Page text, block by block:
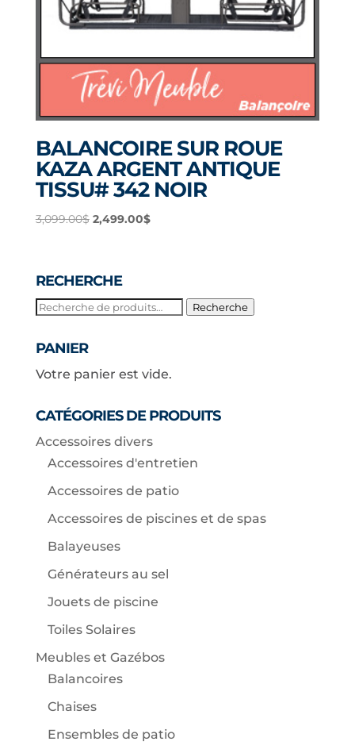
BALANCOIRE SUR ROUE
KAZA ARGENT ANTIQUE
TISSU# 342 NOIR
3,099.00$ Le
était :
3,099.00$.
2,499.00$Le
RECHERCHE
Recherche
Recherche
PANIER
Votre panier est vide.
CATÉGORIES DE PRODUITS
Accessoires divers
Accessoires d'entretien
Accessoires de patio
Accessoires de piscines et de spas
Balayeuses
Générateurs au sel
Jouets de piscine
Toiles Solaires
Meubles et Gazébos
Balancoires
Chaises
Ensembles de patio